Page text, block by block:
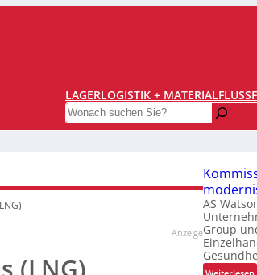
LAGERLOGISTIK + MATERIALFLUSS
Search
Anzeige
(LNG)
AS
Group
: